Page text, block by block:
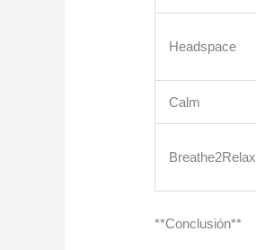
Headspace
Calm
Breathe2Relax
**Conclusión**